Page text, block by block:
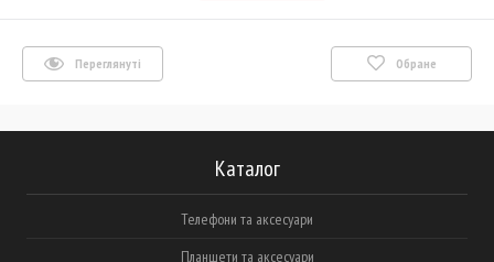
Переглянуті Обране
Каталог
Телефони та аксесуари
Планшети та аксесуари